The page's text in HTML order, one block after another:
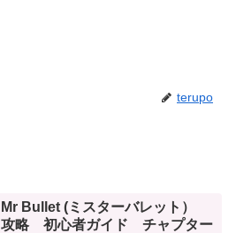
terupo
Mr Bullet (ミスターバレット）
攻略 初心者ガイド チャプター